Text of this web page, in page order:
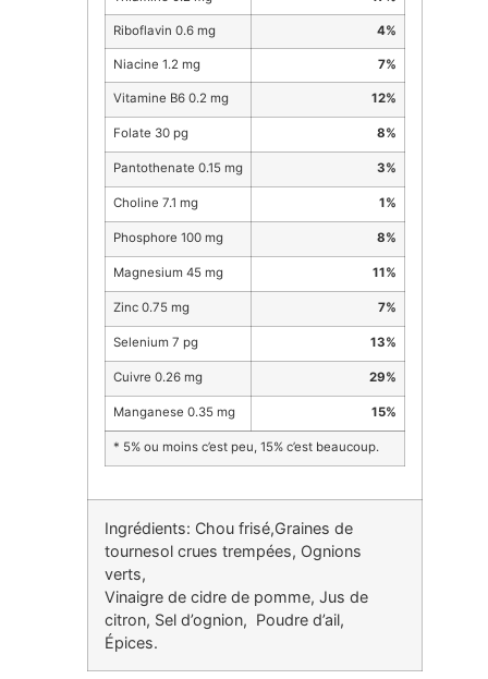
Riboflavin 0.6 mg 4%
Niacine 1.2 mg 7%
Vitamine B6 0.2 mg 12%
Folate 30 pg 8%
Pantothenate 0.15 mg 3%
Choline 7.1 mg 1%
Phosphore 100 mg 8%
Magnesium 45 mg 11%
Zinc 0.75 mg 7%
Selenium 7 pg 13%
Cuivre 0.26 mg 29%
Manganese 0.35 mg 15%
* 5% ou moins c’est peu, 15% c’est beaucoup.
Ingrédients: Chou frisé,Graines de
tournesol crues trempées, Ognions
verts,
Vinaigre de cidre de pomme, Jus de
citron, Sel d’ognion, Poudre d’ail,
Épices.